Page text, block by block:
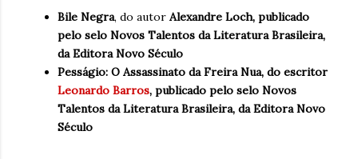
Bile Negra, do autor Alexandre Loch, publicado
pelo selo Novos Talentos da Literatura Brasileira,
da Editora Novo Século
Pesságio: O Assassinato da Freira Nua, do escritor
Leonardo Barros, publicado pelo selo Novos
Talentos da Literatura Brasileira, da Editora Novo
Século